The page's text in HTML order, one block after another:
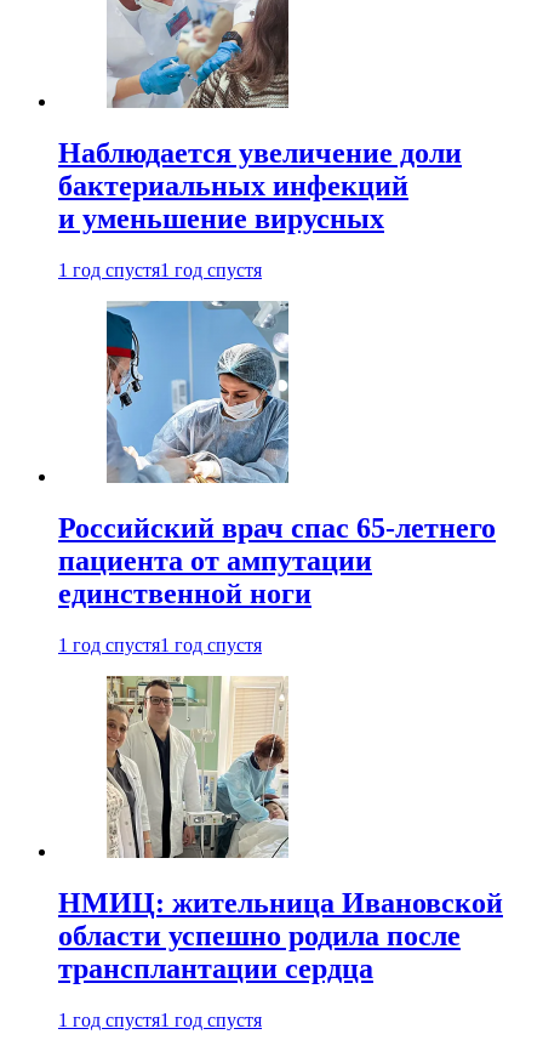
Наблюдается увеличение доли
бактериальных инфекций
и уменьшение вирусных
1 год спустя1 год спустя
Российский врач спас 65-летнего
пациента от ампутации
единственной ноги
1 год спустя1 год спустя
НМИЦ: жительница Ивановской
области успешно родила после
трансплантации сердца
1 год спустя1 год спустя